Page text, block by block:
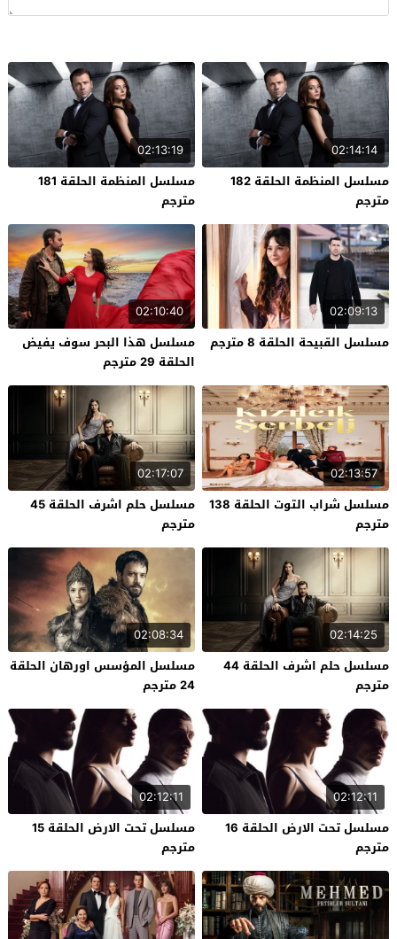
02:14:14
مسلسل المنظمة الحلقة 182
مترجم
02:13:19
مسلسل المنظمة الحلقة 181
مترجم
02:09:13
مسلسل القبيحة الحلقة 8 مترجم
02:10:40
مسلسل هذا البحر سوف يفيض
الحلقة 29 مترجم
02:13:57
مسلسل شراب التوت الحلقة 138
مترجم
02:17:07
مسلسل حلم اشرف الحلقة 45
مترجم
02:14:25
مسلسل حلم اشرف الحلقة 44
مترجم
02:08:34
مسلسل المؤسس اورهان الحلقة
24 مترجم
02:12:11
مسلسل تحت الارض الحلقة 16
مترجم
02:12:11
مسلسل تحت الارض الحلقة 15
مترجم